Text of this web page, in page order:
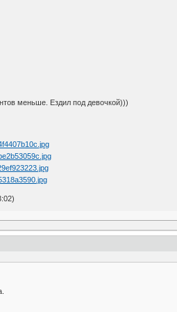
меньше. Ездил под девочкой)))